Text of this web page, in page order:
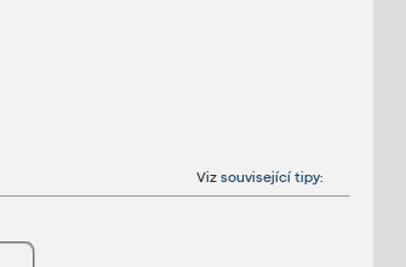
Vizsouvisející tipy: